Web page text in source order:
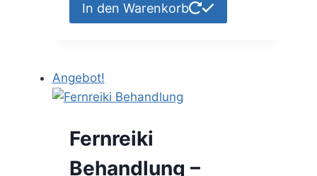
In den Warenkorb
Angebot!
Fernreiki
Behandlung –